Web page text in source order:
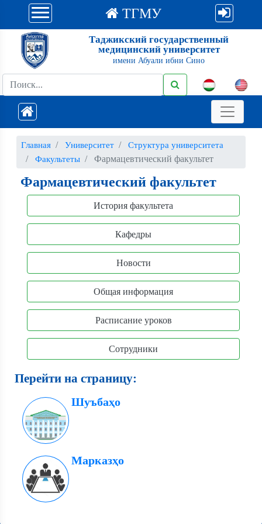
ТГМУ
Таджикский государственный
медицинский университет
имени Абуали ибни Сино
Главная Университет
Структура университета
Факультеты
Фармацевтический факультет
Фармацевтический факультет
История факультета
Кафедры
Новости
Общая информация
Расписание уроков
Сотрудники
Перейти на страницу:
Шуъбаҳо
Марказҳо